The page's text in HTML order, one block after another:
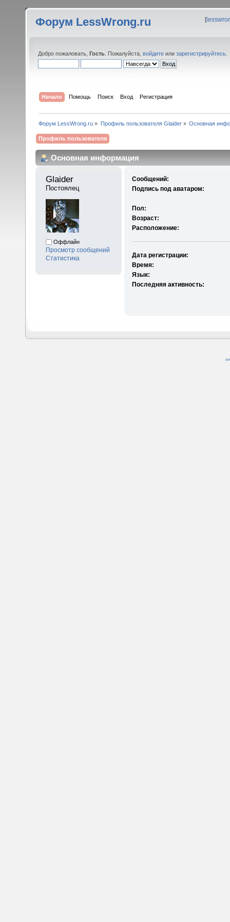
Форум LessWrong.ru [
Добро пожаловать, Гость . Пожалуйста, войдите или зарегистрируйтесь
Начало Помощь Поиск Вход Регистрация
Форум LessWrong.ru » Профиль пользователя Glaider» Основная
Профиль пользователя
Основная информация
Glaider
Постоялец
Оффлайн
Просмотр сообщений
Статистика
Сообщений:
Подпись под аватаром:
Пол:
Возраст:
Расположение:
Дата регистрации:
Время:
Язык:
Последняя активность: